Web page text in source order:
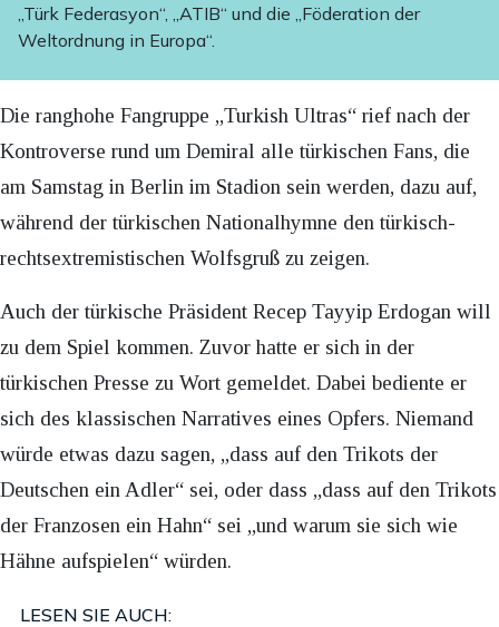
„Türk Federasyon“, „ATIB“ und die „Föderation der
Weltordnung in Europa“.
Die ranghohe Fangruppe „Turkish Ultras“ rief nach der
Kontroverse rund um Demiral alle türkischen Fans, die
am Samstag in Berlin im Stadion sein werden, dazu auf,
während der türkischen Nationalhymne den türkisch-
rechtsextremistischen Wolfsgruß zu zeigen.
Auch der türkische Präsident Recep Tayyip Erdogan will
zu dem Spiel kommen. Zuvor hatte er sich in der
türkischen Presse zu Wort gemeldet. Dabei bediente er
sich des klassischen Narratives eines Opfers. Niemand
würde etwas dazu sagen, „dass auf den Trikots der
Deutschen ein Adler“ sei, oder dass „dass auf den Trikots
der Franzosen ein Hahn“ sei „und warum sie sich wie
Hähne aufspielen“ würden.
LESEN SIE AUCH: